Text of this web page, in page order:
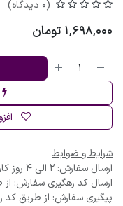
(0 دیدگاه)
1,698,000 تومان
شرایط و ضوابط
ارسال سفارش: 2 الی 4 روز کاری
ارسال کد رهگیری سفارش: از
پیگیری سفارش: از طریق کد